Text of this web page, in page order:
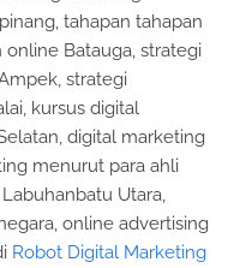
tahapan tahapan
online Batauga, strategi
strategi
kursus digital
digital marketing
menurut para ahli
Utara,
online advertising
Robot Digital Marketing